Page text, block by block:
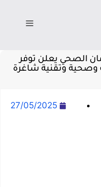
الصحي يعلن توفر
وصحية وتقنية شاغرة
27/05/2025